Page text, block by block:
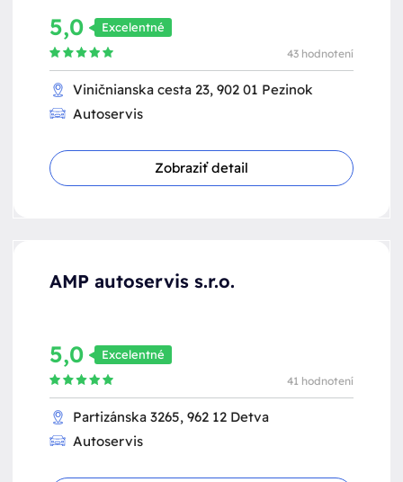
5,0 Excelentné
43 hodnotení
Viničnianska cesta 23, 902 01 Pezinok
Autoservis
Zobraziť detail
AMP autoservis s.r.o.
5,0 Excelentné
41 hodnotení
Partizánska 3265, 962 12 Detva
Autoservis